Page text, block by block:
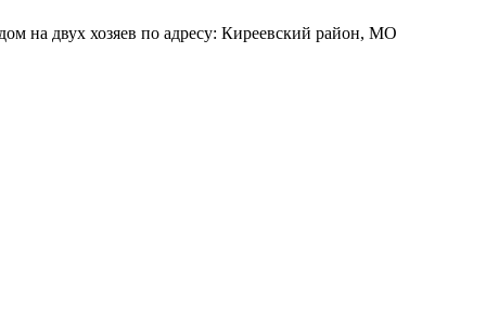
на двух хозяев по адресу: Киреевский район, МО